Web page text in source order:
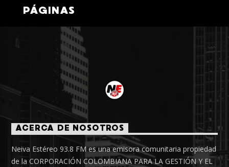
PÁGINAS
ACERCA DE NOSOTROS
Neiva Estéreo 93.8 FM es una emisora comunitaria propiedad
de la CORPORACIÓN COLOMBIANA PARA LA GESTIÓN Y EL